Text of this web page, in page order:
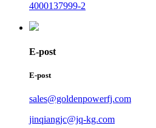
4000137999-2
E-post
E-post
sales@goldenpowerfj.com
jinqiangjc@jq-kg.com